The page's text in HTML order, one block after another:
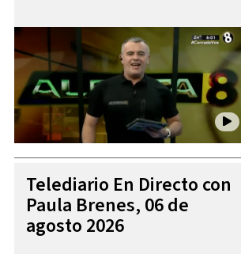
Telediario En Directo con
Paula Brenes, 06 de
agosto 2026